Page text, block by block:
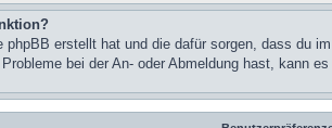
erstellt hat und die dafür sorgen, dass du
bei der An- oder Abmeldung hast, kann